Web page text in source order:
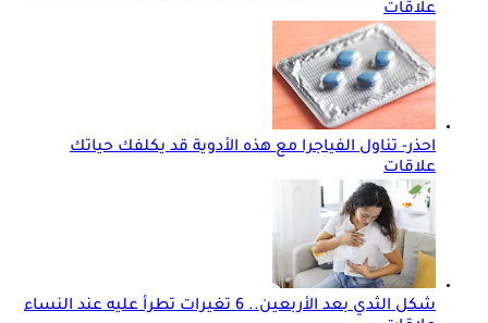
علاقات
احذر- تناول الفياجرا مع هذه الأدوية قد يكلفك حياتك
علاقات
شكل الثدي بعد الأربعين.. 6 تغيرات تطرأ عليه عند النساء